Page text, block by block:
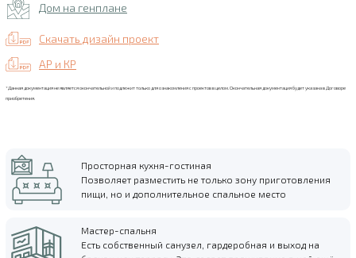
Дом на генплане
Скачать дизайн проект
АР и КР
*Данная документация не является окончательной и подлежит только для ознакомления с проектов в целом. Окончательная документация будет указана в Договоре
приобретения.
Просторная кухня-гостиная
Позволяет разместить не только зону приготовления
пищи, но и дополнительное спальное место
Мастер-спальня
Есть собственный санузел, гардеробная и выход на